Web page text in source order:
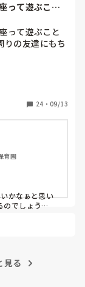
って遊ぶこと
って遊ぶこと
りの友達にもち
ます...(´･ω･`;)
24 ・ 09/13
育園
かなぁと思い
のでしょう
けをし、少人
見る